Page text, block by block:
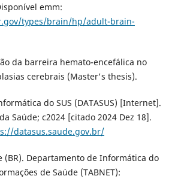
emm:
types/brain/hp/adult-brain-
da barreira hemato-encefálica no
cerebrais (Master's thesis).
do SUS (DATASUS) [Internet].
Saúde; c2024 [citado 2024 Dez 18].
datasus.saude.gov.br/
(BR). Departamento de Informática do
de Saúde (TABNET):